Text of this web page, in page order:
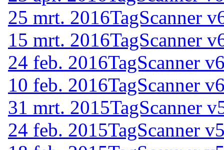
25 mrt. 2016TagScanner
15 mrt. 2016TagScanner
24 feb. 2016TagScanner
10 feb. 2016TagScanner
31 mrt. 2015TagScanner
24 feb. 2015TagScanner